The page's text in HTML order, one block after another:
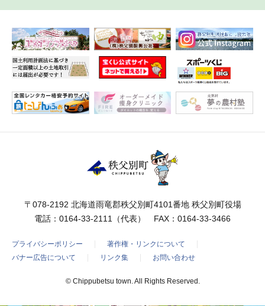
〒078-2192 北海道雨竜郡秩父別町4101番地 秩父別町役場
電話： 0164-33-2111 （代表） FAX：0164-33-3466
プライバシーポリシー
著作権・リンクについて
バナー広告について
リンク集 お問い合わせ
© Chippubetsu town. All Rights Reserved.